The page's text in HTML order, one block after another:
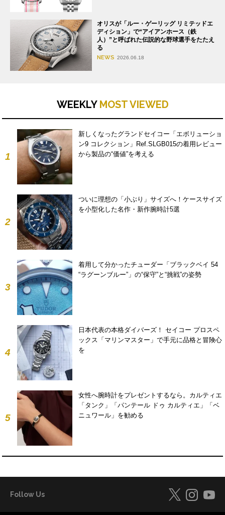
オリスが「ルー・ゲーリッグ リミテッドエ
ディション」で“アイアンホース（鉄
人）”と呼ばれた伝説的な野球選手をたたえ
る
NEWS 2026.06.18
WEEKLY MOST VIEWED
1
新しくなったグランドセイコー「エボリューショ
ン9 コレクション」Ref.SLGB015の着用レビュー
から製品の“価値”を考える
2
ついに理想の「小ぶり」サイズへ！ケースサイズ
を小型化した名作・新作腕時計5選
3
着用して分かったチューダー「ブラックベイ 54
“ラグーンブルー”」の“保守”と“挑戦”の姿勢
4
日本代表の本格ダイバーズ！ セイコー プロスペ
ックス「マリンマスター」で手元に品格と冒険心
を
5
女性へ腕時計をプレゼントするなら。カルティエ
「タンク」「パンテール ドゥ カルティエ」「ベ
ニュワール」を勧める
Follow Us